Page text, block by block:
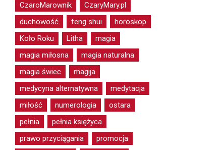
CzaroMarownik
CzaryMary.pl
duchowość
feng shui
horoskop
Koło Roku
Litha
magia
magia miłosna
magia naturalna
magia świec
magija
medycyna alternatywna
medytacja
miłość
numerologia
ostara
pełnia
pełnia księżyca
prawo przyciągania
promocja